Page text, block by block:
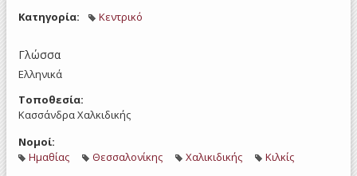
Κατηγορία: Κεντρικό
Γλώσσα
Ελληνικά
Τοποθεσία:
Κασσάνδρα Χαλκιδικής
Νομοί:
Ημαθίας
Θεσσαλονίκης Χαλικιδικής
Κιλκίς